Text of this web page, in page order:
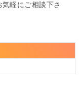
軽にご相談下さ